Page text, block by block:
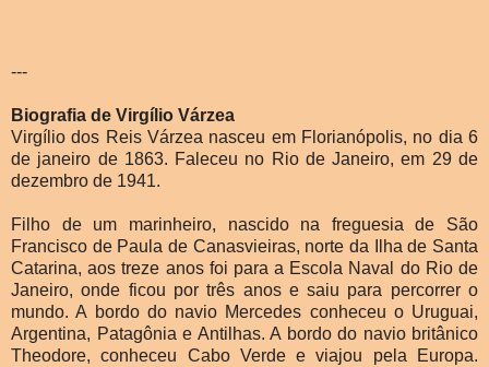
---
Biografia de Virgílio Várzea
Virgílio dos Reis Várzea nasceu em Florianópolis, no dia 6
de janeiro de 1863. Faleceu no Rio de Janeiro, em 29 de
dezembro de 1941.
Filho de um marinheiro, nascido na freguesia de São
Francisco de Paula de Canasvieiras, norte da Ilha de Santa
Catarina, aos treze anos foi para a Escola Naval do Rio de
Janeiro, onde ficou por três anos e saiu para percorrer o
mundo. A bordo do navio Mercedes conheceu o Uruguai,
Argentina, Patagônia e Antilhas. A bordo do navio britânico
Theodore, conheceu Cabo Verde e viajou pela Europa.